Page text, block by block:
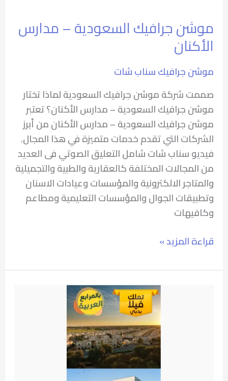
موشن جرافيك السعودية – مدارس
الأكنان
موشن جرافيك سناب شات
صممت شركة موشن جرافيك السعودية لماذا تختار
موشن جرافيك السعودية – مدارس الأكنان؟ تعتبر
موشن جرافيك السعودية – مدارس الأكنان من أبرز
الشركات التي تقدم خدمات متميزة في هذا المجال.
فيديو سناب شات شامل التعليق الصوتي فى العديد
من المجالات المختلفة كالعقارية والطبية والتجميلية
والمتاجر الالكترونية والمؤسسات وعيادات الاسنان
وتطبيقات الجوال والمؤسسات التعليمية ومطاعم
وكافيهات
السعودية
–
مدارس
الأكنان
قراءة المزيد »